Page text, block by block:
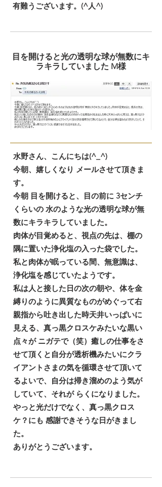
有難うございます。(^人^)
目を開けると光の透明な球が無数にキ
ラキラしていました M様
水野さん、こんにちは(^_^)
今朝、嬉しくなり メールさせて頂きま
す。
今朝 目を開けると、目の前に 3センチ
くらいの 水のような光の透明な球が無
数にキラキラしていました。
肉体が目覚めると、視点の先は、棚の
隅に置いた浄化塩の入った袋でした。
私と肉体が眠っている間、無意識は、
浄化塩を感じていたようです。
私は人と接した日の次の朝や、体を金
縛りのように異質なものがめぐって右
親指から吐き出した時天井いっぱいに
見える、真っ黒クロスケみたいな黒い
点々が ニガテで（笑）癒しの仕事をさ
せて頂くと自分が透析機みたいにクラ
イアントさまの気を循環させて頂いて
るよいで、自分は掃き溜めのよう気が
していて、それが らくになりました。
やっと光だけでなく、真っ黒クロス
ケ？にも 感謝できそうな日がきまし
た。
ありがとうございます。